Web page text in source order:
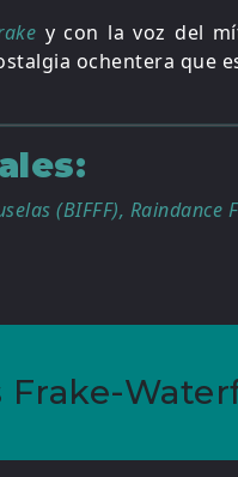
y con la voz del
ochentera que
(BIFFF), Raindance
Frake-